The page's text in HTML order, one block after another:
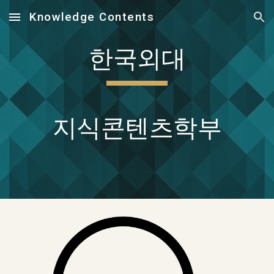
Skip to main content Skip to navigation
Knowledge Contents
한국외대
지식콘텐츠학부